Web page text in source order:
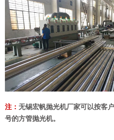
注： 无锡宏帆抛光机厂家可以按客
号的方管抛光机。